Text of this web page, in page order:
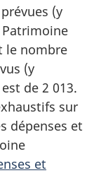
(y
le nombre
(y
de 2 013.
sur
dépenses et
et